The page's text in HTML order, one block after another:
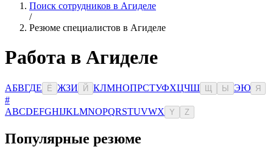
Поиск сотрудников в Агиделе
/
Резюме специалистов в Агиделе
Работа в Агиделе
АБВГДЕ Ё ЖЗИ Й КЛМНОПРСТУФХЦЧШ Ы ЭЮ Я
#
ABCDEFGHIJKLMNOPQRSTUVWX Y Z
Популярные резюме